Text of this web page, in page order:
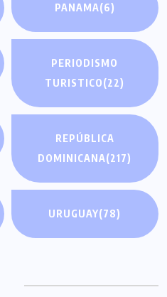
PANAMA(6)
PERIODISMO
TURISTICO(22)
REPÚBLICA
DOMINICANA(217)
URUGUAY(78)